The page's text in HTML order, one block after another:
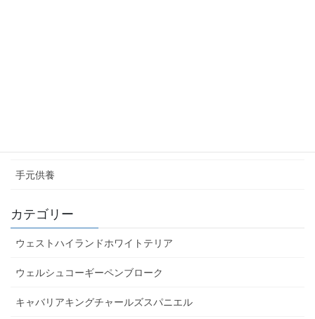
手元供養
カテゴリー
ウェストハイランドホワイトテリア
ウェルシュコーギーペンブローク
キャバリアキングチャールズスパニエル